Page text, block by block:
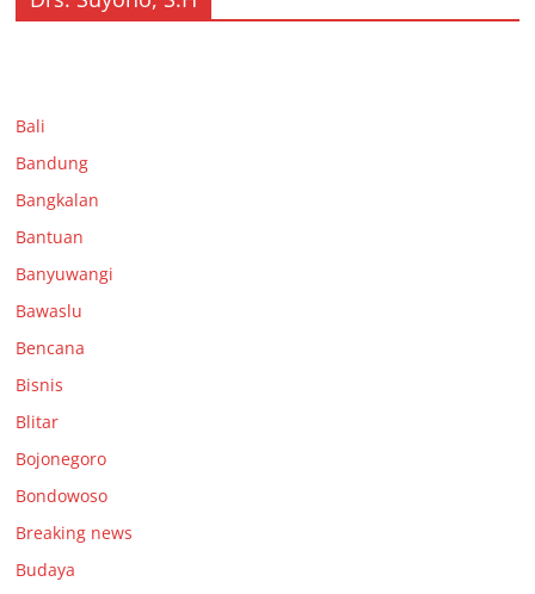
Bali
Bandung
Bangkalan
Bantuan
Banyuwangi
Bawaslu
Bencana
Bisnis
Blitar
Bojonegoro
Bondowoso
Breaking news
Budaya